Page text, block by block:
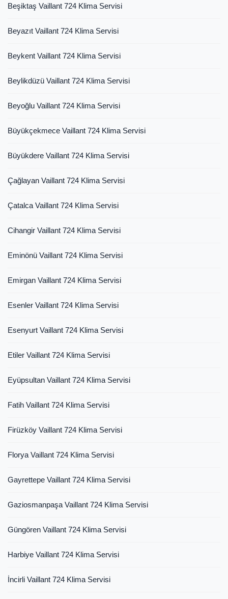
Beşiktaş Vaillant 724 Klima Servisi
Beyazıt Vaillant 724 Klima Servisi
Beykent Vaillant 724 Klima Servisi
Beylikdüzü Vaillant 724 Klima Servisi
Beyoğlu Vaillant 724 Klima Servisi
Büyükçekmece Vaillant 724 Klima Servisi
Büyükdere Vaillant 724 Klima Servisi
Çağlayan Vaillant 724 Klima Servisi
Çatalca Vaillant 724 Klima Servisi
Cihangir Vaillant 724 Klima Servisi
Eminönü Vaillant 724 Klima Servisi
Emirgan Vaillant 724 Klima Servisi
Esenler Vaillant 724 Klima Servisi
Esenyurt Vaillant 724 Klima Servisi
Etiler Vaillant 724 Klima Servisi
Eyüpsultan Vaillant 724 Klima Servisi
Fatih Vaillant 724 Klima Servisi
Firüzköy Vaillant 724 Klima Servisi
Florya Vaillant 724 Klima Servisi
Gayrettepe Vaillant 724 Klima Servisi
Gaziosmanpaşa Vaillant 724 Klima Servisi
Güngören Vaillant 724 Klima Servisi
Harbiye Vaillant 724 Klima Servisi
İncirli Vaillant 724 Klima Servisi